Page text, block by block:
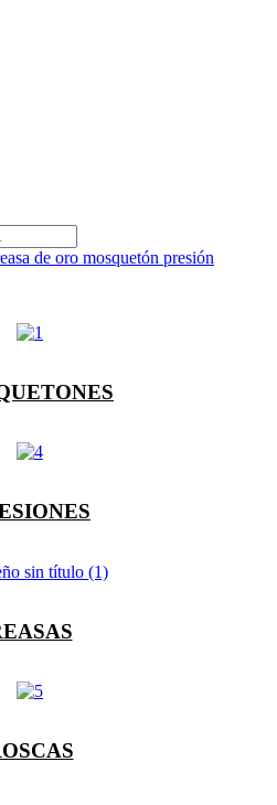
de oro mosquetón presión